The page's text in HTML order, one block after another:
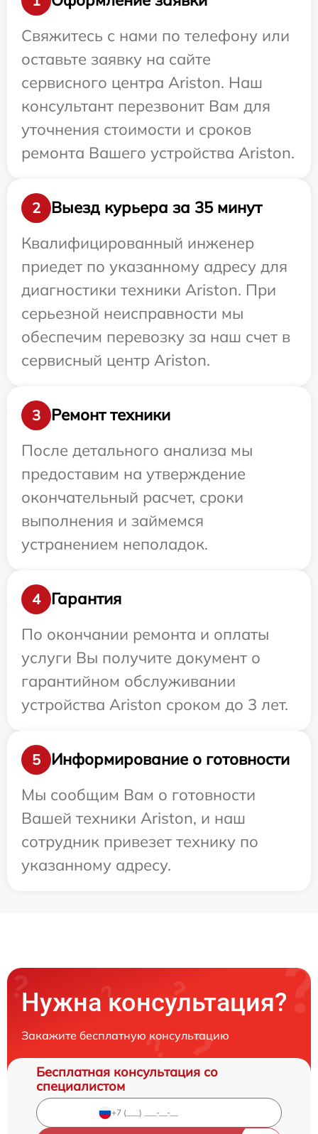
Свяжитесь с нами по телефону или
оставьте заявку на сайте
сервисного центра Ariston. Наш
консультант перезвонит Вам для
уточнения стоимости и сроков
ремонта Вашего устройства Ariston.
2
Выезд курьера за 35 минут
Квалифицированный инженер
приедет по указанному адресу для
диагностики техники Ariston. При
серьезной неисправности мы
обеспечим перевозку за наш счет в
сервисный центр Ariston.
3
Ремонт техники
После детального анализа мы
предоставим на утверждение
окончательный расчет, сроки
выполнения и займемся
устранением неполадок.
4
Гарантия
По окончании ремонта и оплаты
услуги Вы получите документ о
гарантийном обслуживании
устройства Ariston сроком до 3 лет.
5
Информирование о готовности
Мы сообщим Вам о готовности
Вашей техники Ariston, и наш
сотрудник привезет технику по
указанному адресу.
Нужна консультация?
Закажите бесплатную консультацию
Бесплатная консультация со
специалистом